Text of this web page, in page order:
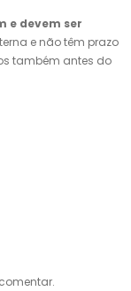
e devem ser
e não têm prazo
também antes do